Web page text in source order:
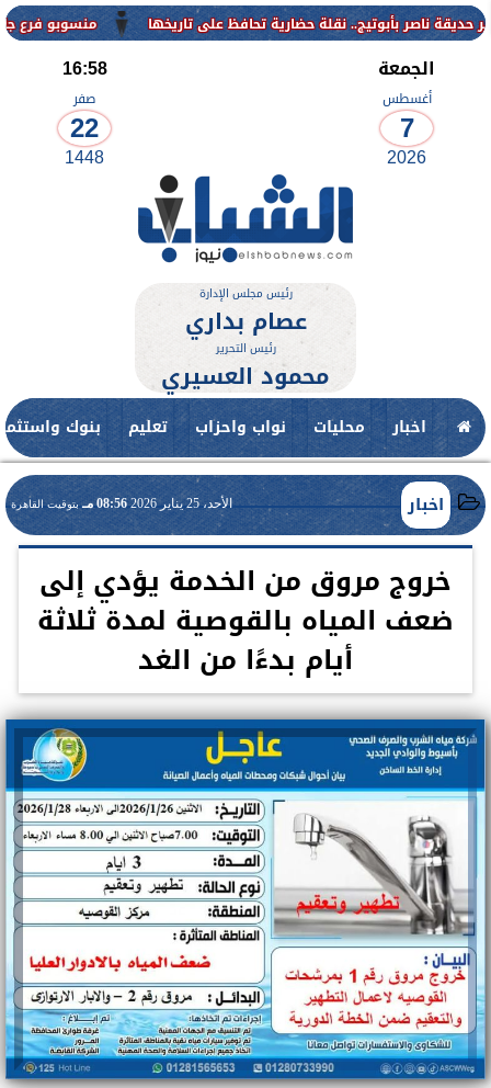
منسوبو فرع جامعة الأزهر
الجمعة
أغسطس
7
2026
16:58
صفر
22
1448
رئيس مجلس الإدارة
عصام بداري
رئيس التحرير
محمود العسيري
اخبار محليات نواب واحزاب تعليم بنوك
اخبار الأحد، 25 يناير 2026 08:56 مـ بتوقيت القاهرة
خروج مروق من الخدمة يؤدي إلى
ضعف المياه بالقوصية لمدة ثلاثة
أيام بدءًا من الغد